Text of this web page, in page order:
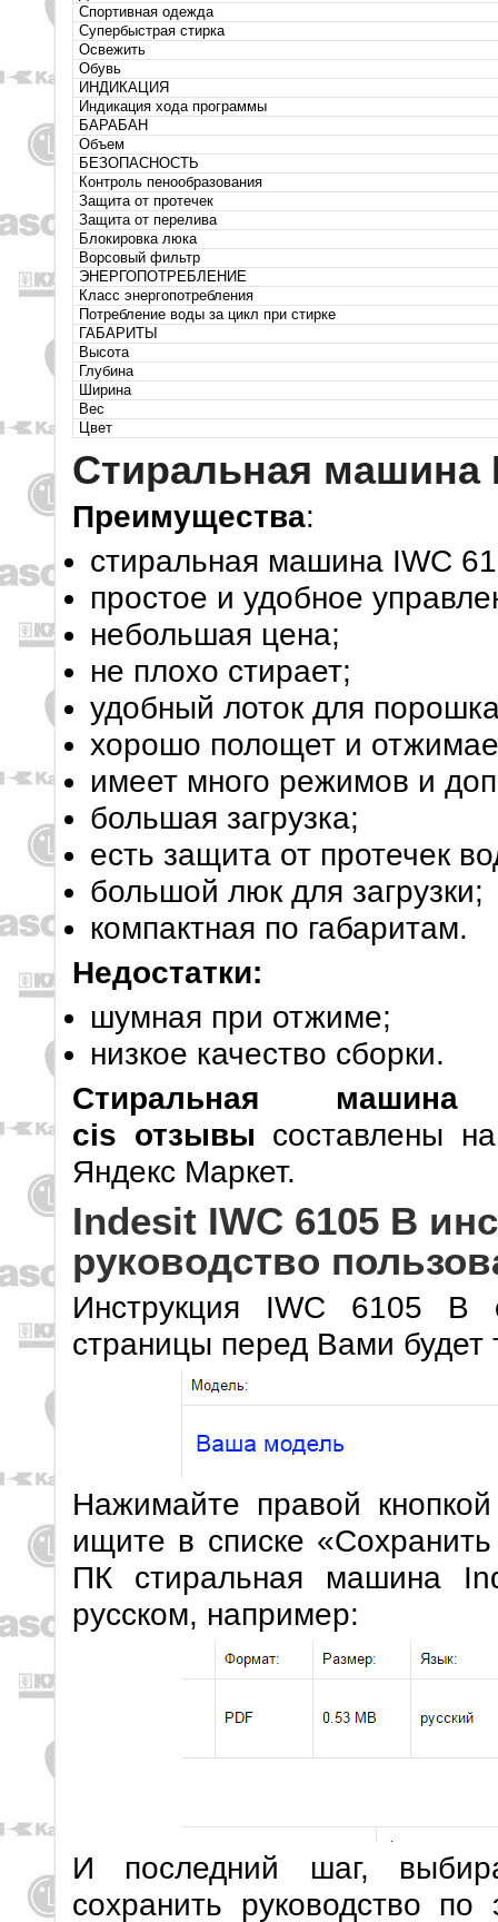
Спортивная одежда
Супербыстрая стирка
Освежить
Обувь
ИНДИКАЦИЯ
Индикация хода программы
БАРАБАН
Объем
БЕЗОПАСНОСТЬ
Контроль пенообразования
Защита от протечек
Защита от перелива
Блокировка люка
Ворсовый фильтр
ЭНЕРГОПОТРЕБЛЕНИЕ
Класс энергопотребления
Потребление воды за цикл при стирке
ГАБАРИТЫ
Высота
Глубина
Ширина
Вес
Цвет
Стиральная машина
Преимущества:
стиральная машина IWC
простое и удобное
небольшая цена;
не плохо стирает;
удобный лоток для
хорошо полощет и
имеет много режимов и
большая загрузка;
есть защита от протечек
большой люк для загрузки;
компактная по габаритам.
Недостатки:
шумная при отжиме;
низкое качество сборки.
Стиральная
cis отзывы составлены
Яндекс Маркет.
Indesit IWC 6105 B
руководство
Инструкция IWC 6105 B
страницы перед Вами будет
Нажимайте правой
ищите в списке
ПК стиральная машина
русском, например:
И последний шаг,
сохранить руководство